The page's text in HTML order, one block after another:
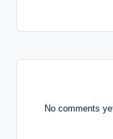
No comments